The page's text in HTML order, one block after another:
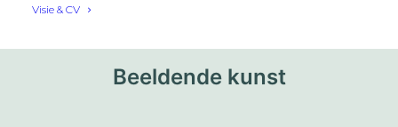
Visie & CV
Beeldende kunst